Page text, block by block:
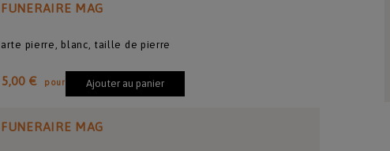
FUNERAIRE MAG
arte pierre, blanc, taille de pierre
5,00 € pour Ajouter au panier
FUNERAIRE MAG